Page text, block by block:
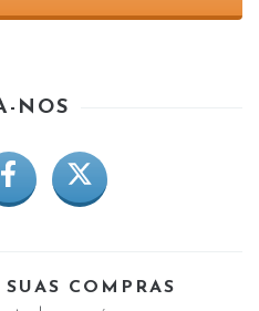
NOS
COMPRAS